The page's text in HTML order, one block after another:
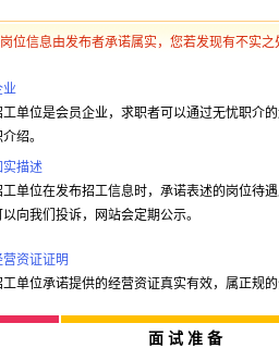
位信息由发布者承诺属实，您若发现有不实
业
工单位是会员企业，求职者可以通过无忧职介
绍。
实描述
工单位在发布招工信息时，承诺表述的岗位待
向我们投诉，网站会定期公示。
资证证明
工单位承诺提供的经营资证真实有效，属正规
面 试 准 备